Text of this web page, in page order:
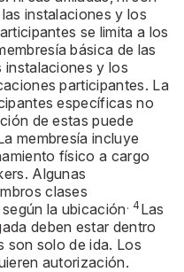
instalaciones y los
se limita a los
básica de las
instalaciones y los
participantes. La
específicas no
de estas puede
membresía incluye
físico a cargo
Algunas
clases
la ubicación . 4Las
deben estar dentro
son solo de ida. Los
autorización.